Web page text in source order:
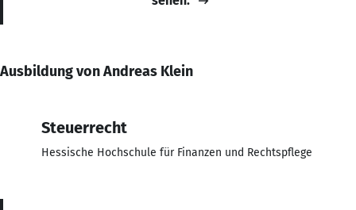
Ausbildung von Andreas Klein
Steuerrecht
Hessische Hochschule für Finanzen und Rechtspflege